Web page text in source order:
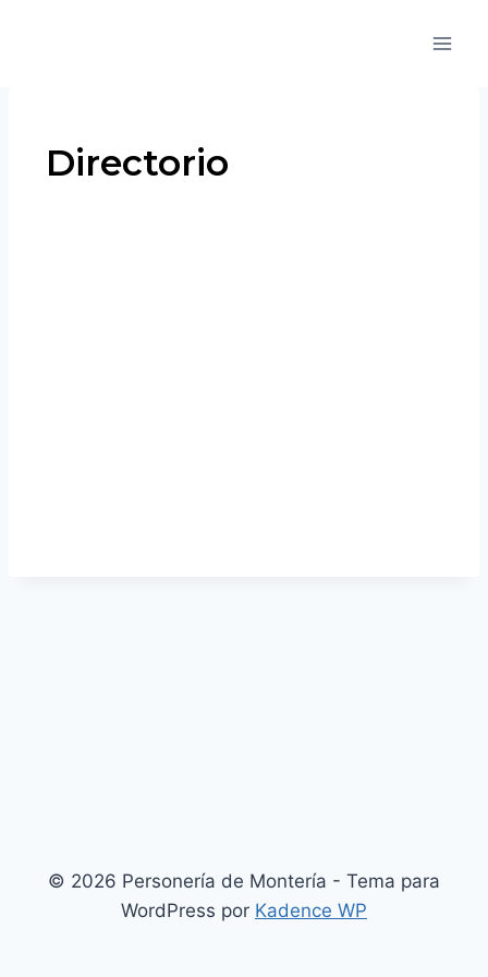
Directorio
© 2026 Personería de Montería - Tema para
WordPress por Kadence WP